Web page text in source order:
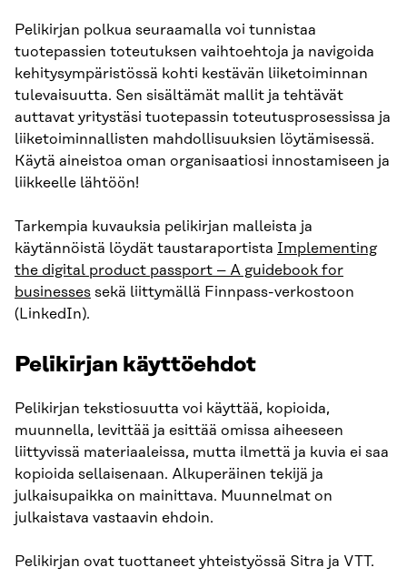
Pelikirjan polkua seuraamalla voi tunnistaa
tuotepassien toteutuksen vaihtoehtoja ja navigoida
kehitysympäristössä kohti kestävän liiketoiminnan
tulevaisuutta. Sen sisältämät mallit ja tehtävät
auttavat yritystäsi tuotepassin toteutusprosessissa ja
liiketoiminnallisten mahdollisuuksien löytämisessä.
Käytä aineistoa oman organisaatiosi innostamiseen ja
liikkeelle lähtöön!
Tarkempia kuvauksia pelikirjan malleista ja
käytännöistä löydät taustaraportista Implementing
the digital product passport – A guidebook for
businesses sekä liittymällä Finnpass-verkostoon
(LinkedIn).
Pelikirjan käyttöehdot
Pelikirjan tekstiosuutta voi käyttää, kopioida,
muunnella, levittää ja esittää omissa aiheeseen
liittyvissä materiaaleissa, mutta ilmettä ja kuvia ei saa
kopioida sellaisenaan. Alkuperäinen tekijä ja
julkaisupaikka on mainittava. Muunnelmat on
julkaistava vastaavin ehdoin.
Pelikirjan ovat tuottaneet yhteistyössä Sitra ja VTT.